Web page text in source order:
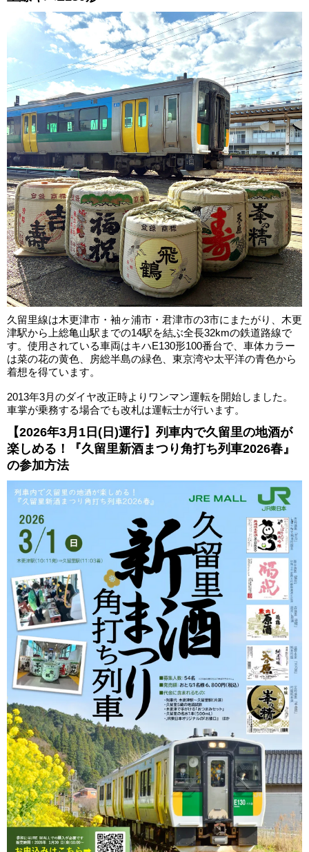
久留里線は木更津市・袖ヶ浦市・君津市の3市にまたがり、木更
津駅から上総亀山駅までの14駅を結ぶ全長32kmの鉄道路線で
す。使用されている車両はキハE130形100番台で、車体カラー
は菜の花の黄色、房総半島の緑色、東京湾や太平洋の青色から
着想を得ています。
2013年3月のダイヤ改正時よりワンマン運転を開始しました。
車掌が乗務する場合でも改札は運転士が行います。
【2026年3月1日(日)運行】列車内で久留里の地酒が
楽しめる！『久留里新酒まつり角打ち列車2026春』
の参加方法